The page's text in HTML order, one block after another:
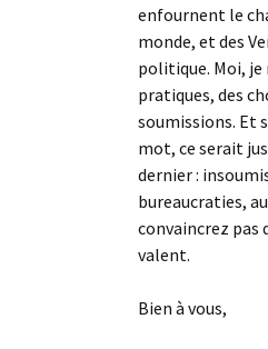
enfournent le
monde, et des
politique. Moi, je
pratiques, des
soumissions. Et
mot, ce serait
dernier :
bureaucraties,
convaincrez pas
valent.
Bien à vous,